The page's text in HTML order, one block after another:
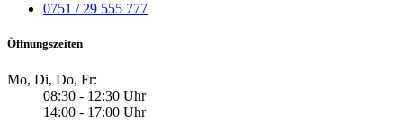
0751 / 29 555 777
Öffnungszeiten
Mo, Di, Do, Fr:
08:30 - 12:30 Uhr
14:00 - 17:00 Uhr